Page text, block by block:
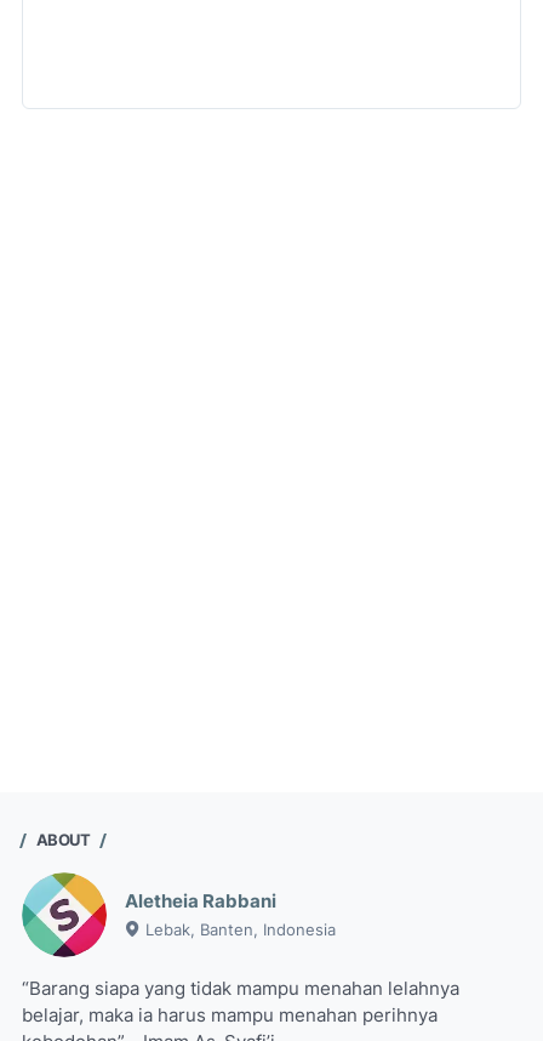
ABOUT
Aletheia Rabbani
Lebak, Banten, Indonesia
“Barang siapa yang tidak mampu menahan lelahnya
belajar, maka ia harus mampu menahan perihnya